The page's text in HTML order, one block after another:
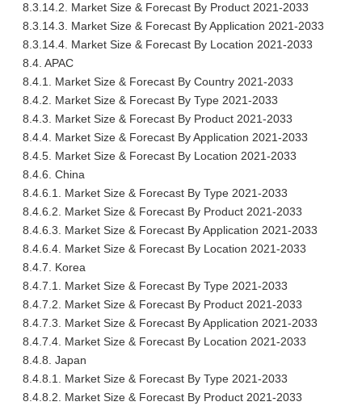
8.3.14.2. Market Size & Forecast By Product 2021-2033
8.3.14.3. Market Size & Forecast By Application 2021-2033
8.3.14.4. Market Size & Forecast By Location 2021-2033
8.4. APAC
8.4.1. Market Size & Forecast By Country 2021-2033
8.4.2. Market Size & Forecast By Type 2021-2033
8.4.3. Market Size & Forecast By Product 2021-2033
8.4.4. Market Size & Forecast By Application 2021-2033
8.4.5. Market Size & Forecast By Location 2021-2033
8.4.6. China
8.4.6.1. Market Size & Forecast By Type 2021-2033
8.4.6.2. Market Size & Forecast By Product 2021-2033
8.4.6.3. Market Size & Forecast By Application 2021-2033
8.4.6.4. Market Size & Forecast By Location 2021-2033
8.4.7. Korea
8.4.7.1. Market Size & Forecast By Type 2021-2033
8.4.7.2. Market Size & Forecast By Product 2021-2033
8.4.7.3. Market Size & Forecast By Application 2021-2033
8.4.7.4. Market Size & Forecast By Location 2021-2033
8.4.8. Japan
8.4.8.1. Market Size & Forecast By Type 2021-2033
8.4.8.2. Market Size & Forecast By Product 2021-2033